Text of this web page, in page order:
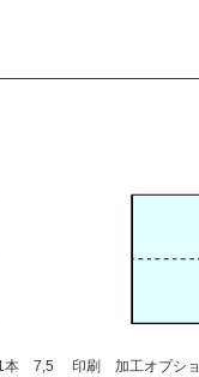
本 7,5
印刷 加工オプシ